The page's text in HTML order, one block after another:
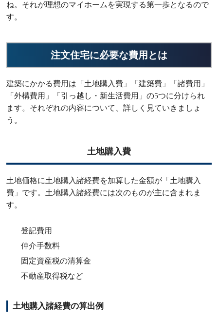
ね。それが理想のマイホームを実現する第一歩となるので
す。
注文住宅に必要な費用とは
建築にかかる費用は「土地購入費」「建築費」「諸費用」
「外構費用」「引っ越し・新生活費用」の5つに分けられ
ます。それぞれの内容について、詳しく見ていきましょ
う。
土地購入費
土地価格に土地購入諸経費を加算した金額が「土地購入
費」です。土地購入諸経費には次のものが主に含まれま
す。
登記費用
仲介手数料
固定資産税の清算金
不動産取得税など
土地購入諸経費の算出例